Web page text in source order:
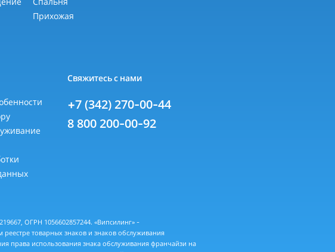
Прихожая
Свяжитесь с нами
+7 (342) 270-00-44
8 800 200-00-92
ОГРН 1056602857244. «Випсилинг» -
товарных знаков и знаков обслуживания
права использования знака обслуживания франчайзи на